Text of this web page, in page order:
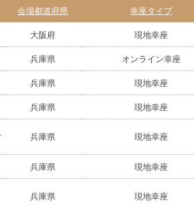
会場都道府県 幸座タイプ
大阪府 現地幸座
兵庫県 オンライン幸座
兵庫県 現地幸座
兵庫県 現地幸座
兵庫県 現地幸座
兵庫県 現地幸座
兵庫県 現地幸座